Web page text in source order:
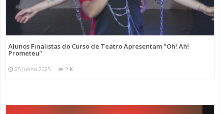
Alunos Finalistas do Curso de Teatro Apresentam "Oh! Ah!
Prometeu"
25 Junho 2025 2 K